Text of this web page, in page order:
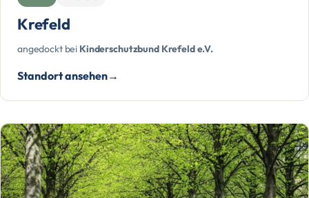
Krefeld
angedockt bei Kinderschutzbund Krefeld e.V.
Standort ansehen